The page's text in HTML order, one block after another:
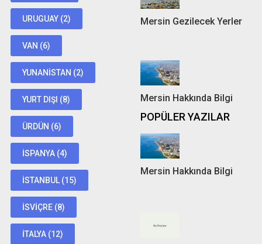
URUGUAY(2)
VAN (6)
YUNANISTAN (2)
YURT DIŞI (8)
ÜRDÜN (6)
İSPANYA(4)
İSTANBUL(15)
İSVIÇRE(8)
İTALYA(12)
Mersin Gezilecek Yerler
Mersin Hakkında Bilgi
POPÜLER YAZILAR
Mersin Hakkında Bilgi